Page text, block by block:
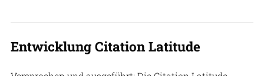
Entwicklung Citation Latitude